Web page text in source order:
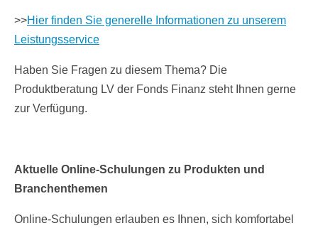
>>Hier finden Sie generelle Informationen zu unserem
Leistungsservice
Haben Sie Fragen zu diesem Thema? Die
Produktberatung LV der Fonds Finanz steht Ihnen gerne
zur Verfügung.
Aktuelle Online-Schulungen zu Produkten und
Branchenthemen
Online-Schulungen erlauben es Ihnen, sich komfortabel